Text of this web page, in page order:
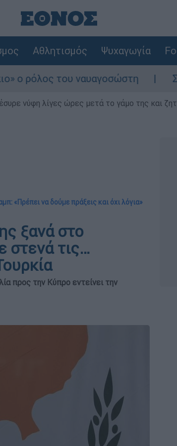
Αθλητισμός Ψυχαγωγία
του ναυαγοσώστη Συναγερμός
νύφη λίγες ώρες μετά το γάμο της και
«Πρέπει να δούμε πράξεις και όχι λόγια»
ξανά στο
στενά τις…
προς την Κύπρο εντείνει την